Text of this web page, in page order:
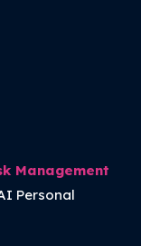
Management
Personal